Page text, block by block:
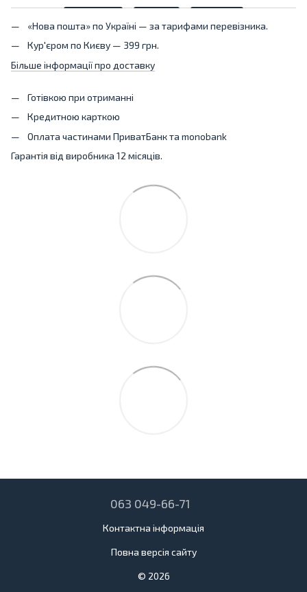
«Нова пошта» по Україні — за тарифами перевізника.
Кур'єром по Києву — 399 грн.
Більше інформації про доставку
Готівкою при отриманні
Кредитною карткою
Оплата частинами ПриватБанк та monobank
Гарантія від виробника 12 місяців.
063 049-66-71
Контактна інформація
Повна версія сайту
© 2026